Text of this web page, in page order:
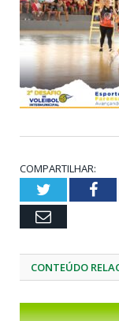
COMPARTILHAR:
Twitter
Email
CONTEÚDO